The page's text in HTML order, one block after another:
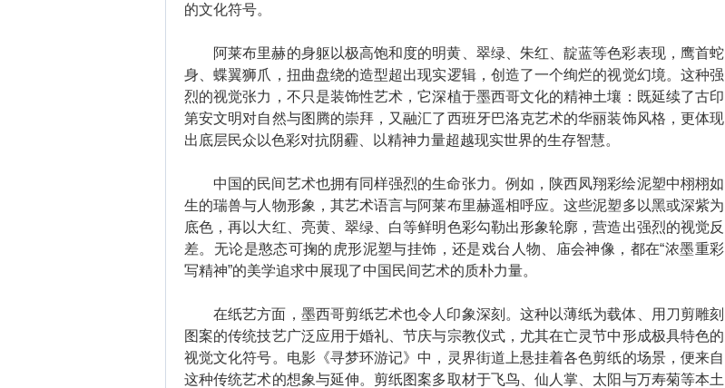
的文化符号。
阿莱布里赫的身躯以极高饱和度的明黄、翠绿、朱红、靛蓝等色彩表现，鹰首蛇
身、蝶翼狮爪，扭曲盘绕的造型超出现实逻辑，创造了一个绚烂的视觉幻境。这种强
烈的视觉张力，不只是装饰性艺术，它深植于墨西哥文化的精神土壤：既延续了古印
第安文明对自然与图腾的崇拜，又融汇了西班牙巴洛克艺术的华丽装饰风格，更体现
出底层民众以色彩对抗阴霾、以精神力量超越现实世界的生存智慧。
中国的民间艺术也拥有同样强烈的生命张力。例如，陕西凤翔彩绘泥塑中栩栩如
生的瑞兽与人物形象，其艺术语言与阿莱布里赫遥相呼应。这些泥塑多以黑或深紫为
底色，再以大红、亮黄、翠绿、白等鲜明色彩勾勒出形象轮廓，营造出强烈的视觉反
差。无论是憨态可掬的虎形泥塑与挂饰，还是戏台人物、庙会神像，都在“浓墨重彩
写精神”的美学追求中展现了中国民间艺术的质朴力量。
在纸艺方面，墨西哥剪纸艺术也令人印象深刻。这种以薄纸为载体、用刀剪雕刻
图案的传统技艺广泛应用于婚礼、节庆与宗教仪式，尤其在亡灵节中形成极具特色的
视觉文化符号。电影《寻梦环游记》中，灵界街道上悬挂着各色剪纸的场景，便来自
这种传统艺术的想象与延伸。剪纸图案多取材于飞鸟、仙人掌、太阳与万寿菊等本土